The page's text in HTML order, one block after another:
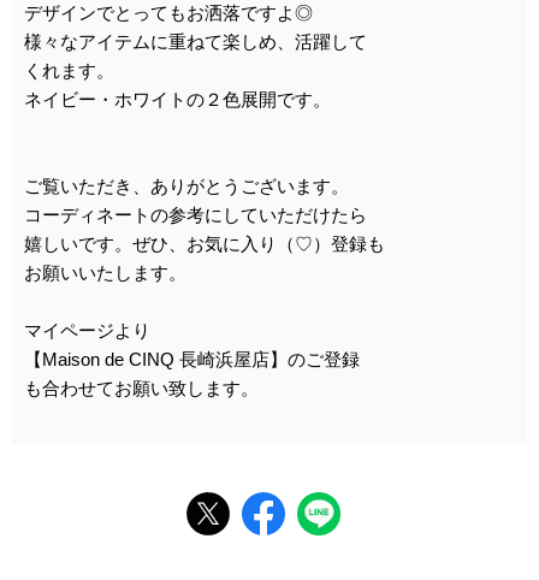
デザインでとってもお洒落ですよ◎
様々なアイテムに重ねて楽しめ、活躍して
くれます。
ネイビー・ホワイトの２色展開です。
ご覧いただき、ありがとうございます。
コーディネートの参考にしていただけたら
嬉しいです。ぜひ、お気に入り（♡）登録も
お願いいたします。
マイページより
【Maison de CINQ 長崎浜屋店】のご登録
も合わせてお願い致します。